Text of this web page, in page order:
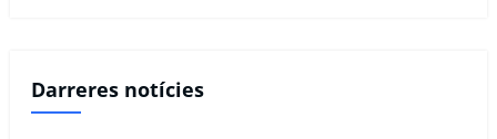
Darreres notícies